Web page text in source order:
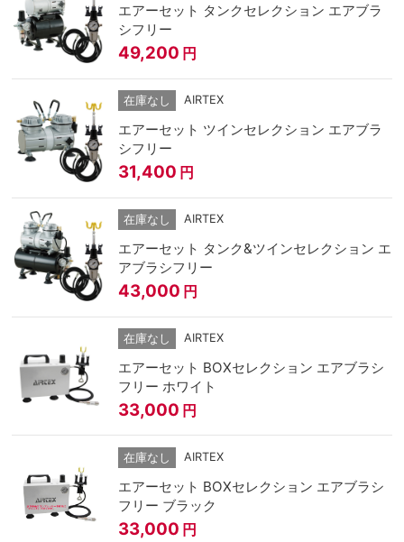
エアーセット タンクセレクション エアブラ
シフリー
49,200 円
在庫なし AIRTEX
エアーセット ツインセレクション エアブラ
シフリー
31,400 円
在庫なし AIRTEX
エアーセット タンク&ツインセレクション エ
アブラシフリー
43,000 円
在庫なし AIRTEX
エアーセット BOXセレクション エアブラシ
フリー ホワイト
33,000 円
在庫なし AIRTEX
エアーセット BOXセレクション エアブラシ
フリー ブラック
33,000 円